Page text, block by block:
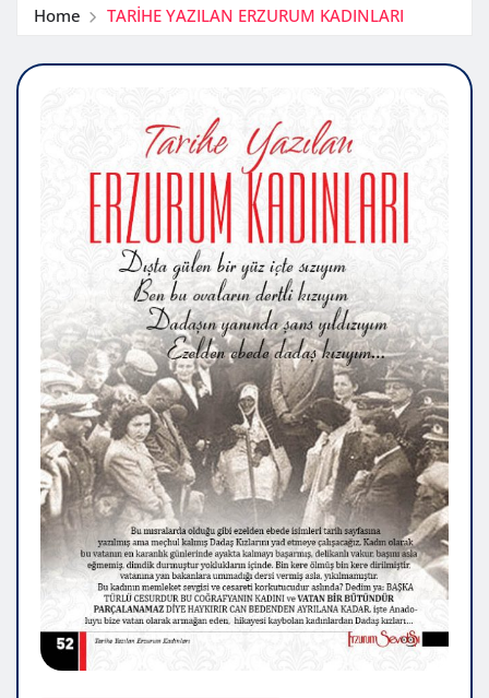
Home TARİHE YAZILAN ERZURUM KADINLARI